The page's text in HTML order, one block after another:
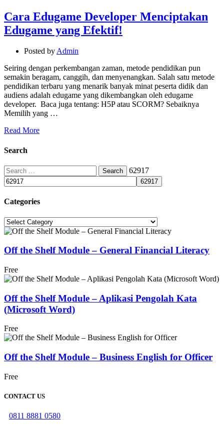
Cara Edugame Developer Menciptakan
Edugame yang Efektif!
Posted byAdmin
Seiring dengan perkembangan zaman, metode pendidikan pun
semakin beragam, canggih, dan menyenangkan. Salah satu metode
pendidikan terbaru yang menarik banyak minat peserta didik dan
audiens adalah edugame yang dikembangkan oleh edugame
developer. Baca juga tentang: H5P atau SCORM? Sebaiknya
Memilih yang …
Read More
Search
Search
for:
62917
Categories
Categories
Off the Shelf Module – General Financial Literacy
Free
Off the Shelf Module – Aplikasi Pengolah Kata
(Microsoft Word)
Free
Off the Shelf Module – Business English for Officer
Free
CONTACT US
0811 8881 0580